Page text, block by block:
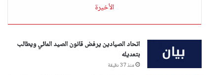
الأخيرة
اتحاد الصيادين يرفض قانون الصيد المائي ويطالب
بتعديله
منذ 37 دقيقة